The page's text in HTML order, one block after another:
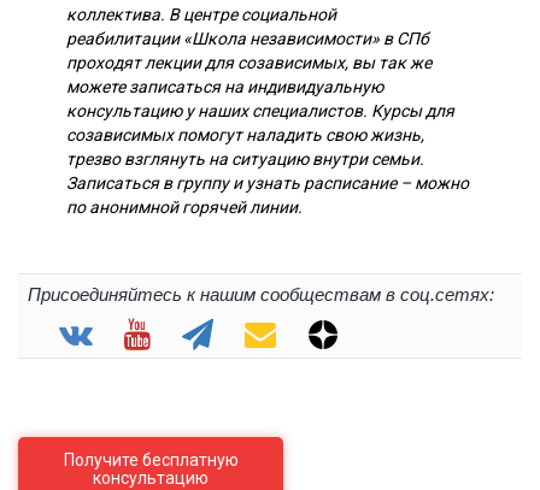
коллектива. В центре социальной
реабилитации «Школа независимости» в СПб
проходят лекции для созависимых, вы так же
можете записаться на индивидуальную
консультацию у наших специалистов. Курсы для
созависимых помогут наладить свою жизнь,
трезво взглянуть на ситуацию внутри семьи.
Записаться в группу и узнать расписание – можно
по анонимной горячей линии.
Присоединяйтесь к нашим сообществам в соц.сетях:
Получите бесплатную
консультацию